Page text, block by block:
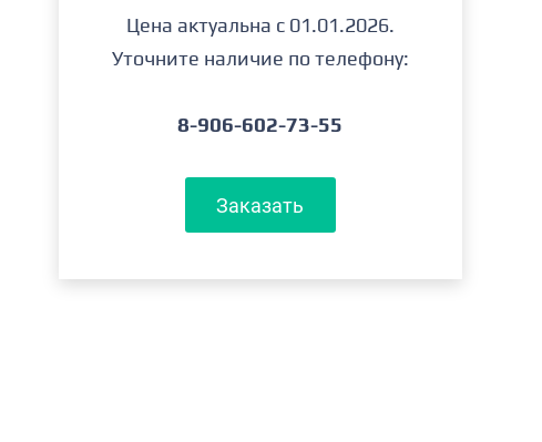
Цена актуальна с 01.01.2026.
Уточните наличие по телефону:
8-906-602-73-55
Заказать